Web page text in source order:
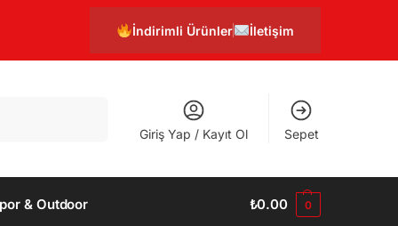
İndirimli Ürünler İletişim
Giriş Yap / Kayıt Ol Sepet
& Outdoor ₺0.00 0